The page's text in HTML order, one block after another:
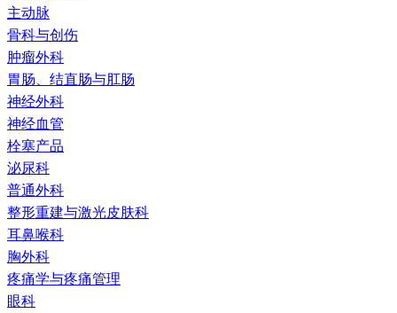
主动脉
骨科与创伤
肿瘤外科
胃肠、结直肠与肛肠
神经外科
神经血管
栓塞产品
泌尿科
普通外科
整形重建与激光皮肤科
耳鼻喉科
胸外科
疼痛学与疼痛管理
眼科